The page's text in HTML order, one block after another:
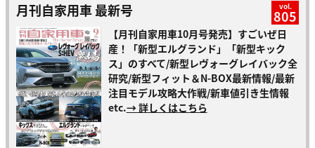
月刊自家用車 最新号 vol.
805
【月刊自家用車10月号発売】すごいぜ日
産！「新型エルグランド」「新型キック
ス」のすべて/新型レヴォーグレイバック全
研究/新型フィット＆N-BOX最新情報/最新
注目モデル攻略大作戦/新車値引き生情報
etc.→ 詳しくはこちら